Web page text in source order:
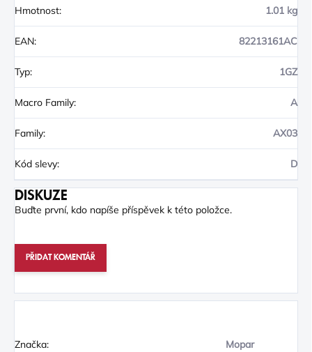
Hmotnost: 1.01 kg
EAN: 82213161AC
Typ: 1GZ
Macro Family: A
Family: AX03
Kód slevy: D
DISKUZE
Buďte první, kdo napíše příspěvek k této položce.
PŘIDAT KOMENTÁŘ
Značka: Mopar